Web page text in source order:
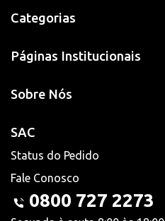
Categorias
Páginas Institucionais
Sobre Nós
SAC
Status do Pedido
Fale Conosco
0800 727 2273